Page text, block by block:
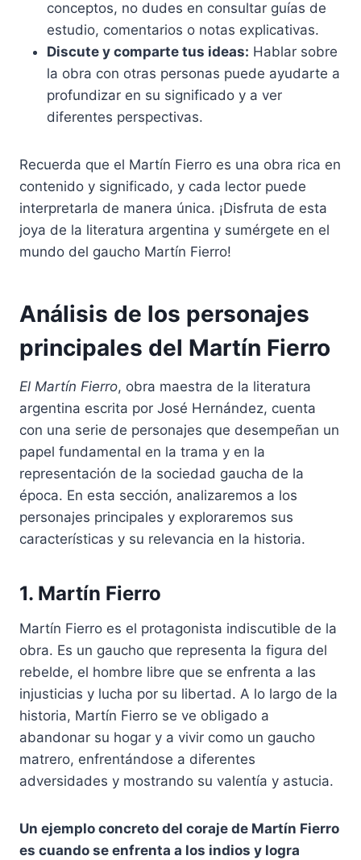
conceptos, no dudes en consultar guías de
estudio, comentarios o notas explicativas.
Discute y comparte tus ideas: Hablar sobre
la obra con otras personas puede ayudarte a
profundizar en su significado y a ver
diferentes perspectivas.
Recuerda que el Martín Fierro es una obra rica en
contenido y significado, y cada lector puede
interpretarla de manera única. ¡Disfruta de esta
joya de la literatura argentina y sumérgete en el
mundo del gaucho Martín Fierro!
Análisis de los personajes
principales del Martín Fierro
El Martín Fierro, obra maestra de la literatura
argentina escrita por José Hernández, cuenta
con una serie de personajes que desempeñan un
papel fundamental en la trama y en la
representación de la sociedad gaucha de la
época. En esta sección, analizaremos a los
personajes principales y exploraremos sus
características y su relevancia en la historia.
1. Martín Fierro
Martín Fierro es el protagonista indiscutible de la
obra. Es un gaucho que representa la figura del
rebelde, el hombre libre que se enfrenta a las
injusticias y lucha por su libertad. A lo largo de la
historia, Martín Fierro se ve obligado a
abandonar su hogar y a vivir como un gaucho
matrero, enfrentándose a diferentes
adversidades y mostrando su valentía y astucia.
Un ejemplo concreto del coraje de Martín Fierro
es cuando se enfrenta a los indios y logra